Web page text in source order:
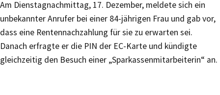
Am Dienstagnachmittag, 17. Dezember, meldete sich ein
unbekannter Anrufer bei einer 84-jährigen Frau und gab vor,
dass eine Rentennachzahlung für sie zu erwarten sei.
Danach erfragte er die PIN der EC-Karte und kündigte
gleichzeitig den Besuch einer „Sparkassenmitarbeiterin“ an.